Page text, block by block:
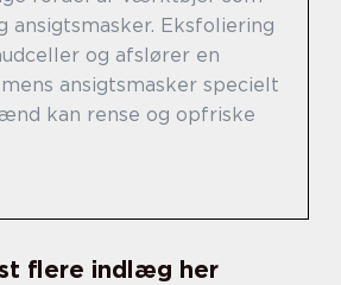
ansigtsmasker. Eksfoliering
og afslører en
ansigtsmasker specielt
kan rense og opfriske
flere indlæg her